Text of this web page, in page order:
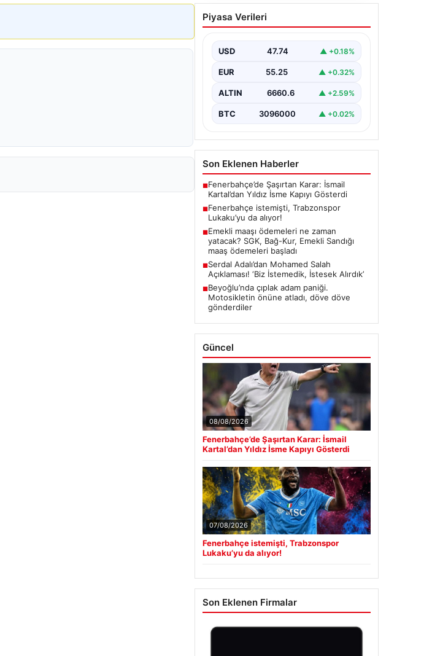
Fenerbahçe istemişti,
Trabzonspor Lukaku’yu da
Piyasa Verileri
USD 47.74 ▲ +0.18%
EUR 55.25 ▲ +0.32%
ALTIN 6660.6 ▲ +2.59%
BTC 3096000 ▲ +0.02%
Son Eklenen Haberler
■Fenerbahçe’de Şaşırtan Karar: İsmail
Kartal’dan Yıldız İsme Kapıyı Gösterdi
■Fenerbahçe istemişti, Trabzonspor
Lukaku’yu da alıyor!
■Emekli maaşı ödemeleri ne zaman
yatacak? SGK, Bağ-Kur, Emekli Sandığı
maaş ödemeleri başladı
■Serdal Adalı’dan Mohamed Salah
Açıklaması! ‘Biz İstemedik, İstesek Alırdık’
■Beyoğlu’nda çıplak adam paniği.
Motosikletin önüne atladı, döve döve
gönderdiler
Güncel
08/08/2026
Fenerbahçe’de Şaşırtan Karar: İsmail
Kartal’dan Yıldız İsme Kapıyı Gösterdi
07/08/2026
Fenerbahçe istemişti, Trabzonspor
Lukaku’yu da alıyor!
Son Eklenen Firmalar